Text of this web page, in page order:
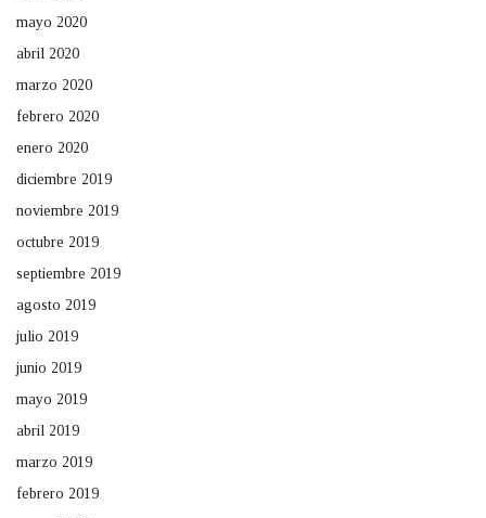
mayo 2020
abril 2020
marzo 2020
febrero 2020
enero 2020
diciembre 2019
noviembre 2019
octubre 2019
septiembre 2019
agosto 2019
julio 2019
junio 2019
mayo 2019
abril 2019
marzo 2019
febrero 2019